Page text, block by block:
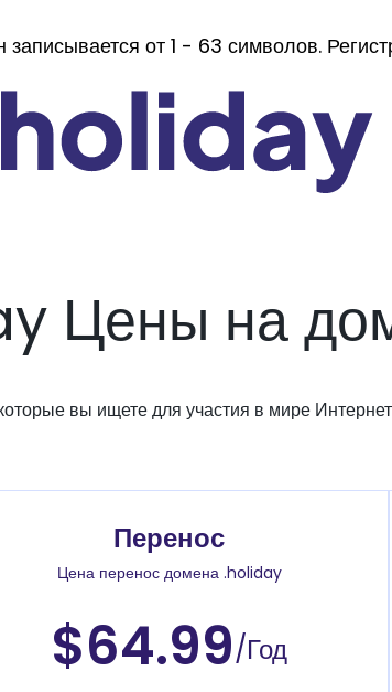
от 1 - 63 символов.
Цены на
вы ищете для участия в мире
Перенос
Цена перенос домена .holiday
$64.99/Год